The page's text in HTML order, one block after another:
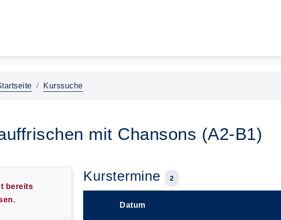
Kurssuche
mit Chansons (A2-B1)
bereits
Kurstermine 2
Datum